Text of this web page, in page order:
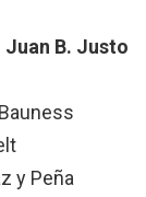
Juan B. Justo
y Peña